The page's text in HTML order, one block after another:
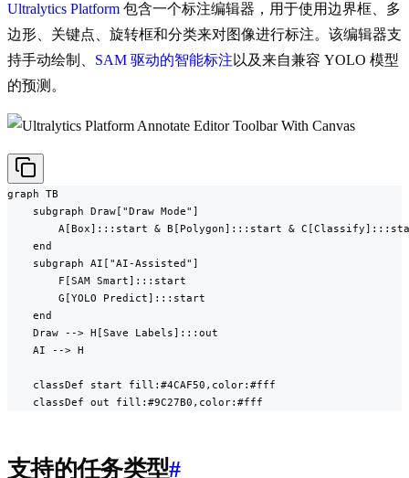
Ultralytics Platform 包含一个标注编辑器，用于使用边界框、多
边形、关键点、旋转框和分类来对图像进行标注。该编辑器支
持手动绘制、 SAM 驱动的智能标注 以及来自兼容 YOLO 模型
的预测。
graph TB
    subgraph Draw["Draw Mode"]
A[Box]:::start & B[Polygon]:::start &
    end
    subgraph AI["AI-Assisted"]
        F[SAM Smart]:::start
        G[YOLO Predict]:::start
    end
    Draw --> H[Save Labels]:::out
    AI --> H
    classDef start fill:#4CAF50,color:#fff
    classDef out fill:#9C27B0,color:#fff
支持的任务类型#